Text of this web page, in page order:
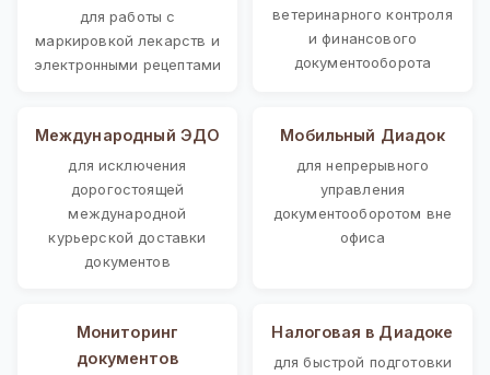
для работы с
маркировкой лекарств и
электронными рецептами
ветеринарного контроля
и финансового
документооборота
Международный ЭДО
для исключения
дорогостоящей
международной
курьерской доставки
документов
Мобильный Диадок
для непрерывного
управления
документооборотом вне
офиса
Мониторинг
документов
Налоговая в Диадоке
для быстрой подготовки